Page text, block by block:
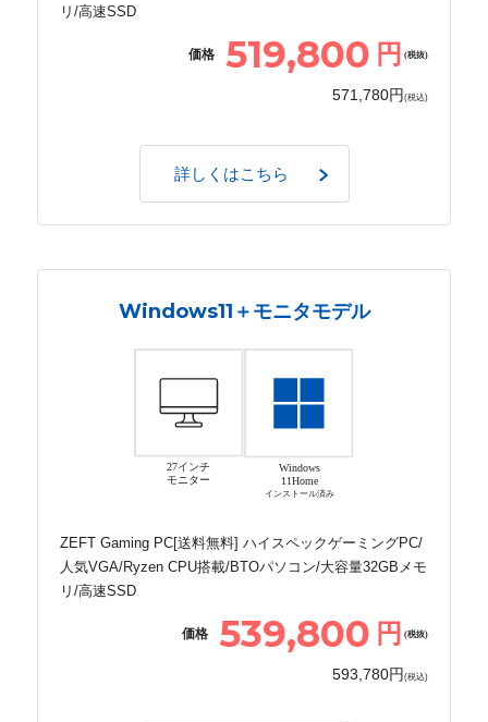
リ/高速SSD
価格 519,800 円 (税抜)
571,780円 (税込)
詳しくはこちら
Windows11＋モニタモデル
27インチ
モニター
Windows
11Home
インストール済み
ZEFT Gaming PC[送料無料] ハイスペックゲーミングPC/
人気VGA/Ryzen CPU搭載/BTOパソコン/大容量32GBメモ
リ/高速SSD
価格 539,800 円 (税抜)
593,780円 (税込)